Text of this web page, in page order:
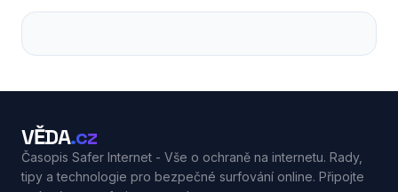
VĚDA.cz
Časopis Safer Internet - Vše o ochraně na internetu. Rady,
tipy a technologie pro bezpečné surfování online. Připojte